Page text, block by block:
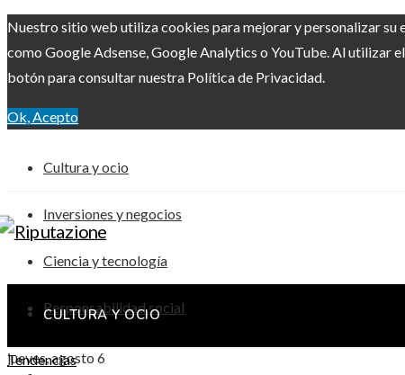
Nuestro sitio web utiliza cookies para mejorar y personalizar
como Google Adsense, Google Analytics o YouTube. Al utilizar
botón para consultar nuestra Política de Privacidad.
Ok, Acepto
Cultura y ocio
Inversiones y negocios
Ciencia y tecnología
Responsabilidad social
jueves, agosto 6
CULTURA Y OCIO
Tendencias